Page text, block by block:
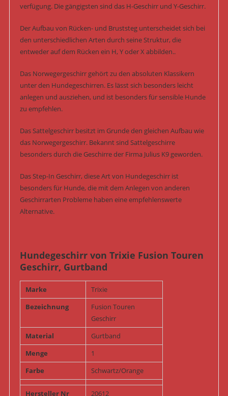
verfügung. Die gängigsten sind das H-Geschirr und Y-Geschirr.
Der Aufbau von Rücken- und Bruststeg unterscheidet sich bei
den unterschiedlichen Arten durch seine Struktur, die
entweder auf dem Rücken ein H, Y oder X abbilden..
Das Norwegergeschirr gehört zu den absoluten Klassikern
unter den Hundegeschirren. Es lässt sich besonders leicht
anlegen und ausziehen, und ist besonders für sensible Hunde
zu empfehlen.
Das Sattelgeschirr besitzt im Grunde den gleichen Aufbau wie
das Norwegergeschirr. Bekannt sind Sattelgeschirre
besonders durch die Geschirre der Firma Julius K9 geworden.
Das Step-In Geschirr, diese Art von Hundegeschirr ist
besonders für Hunde, die mit dem Anlegen von anderen
Geschirrarten Probleme haben eine empfehlenswerte
Alternative.
Hundegeschirr von Trixie Fusion Touren
Geschirr, Gurtband
Marke
Trixie
Bezeichnung
Fusion Touren
Geschirr
Material
Gurtband
Menge
1
Farbe
Schwartz/Orange
Hersteller Nr 20612